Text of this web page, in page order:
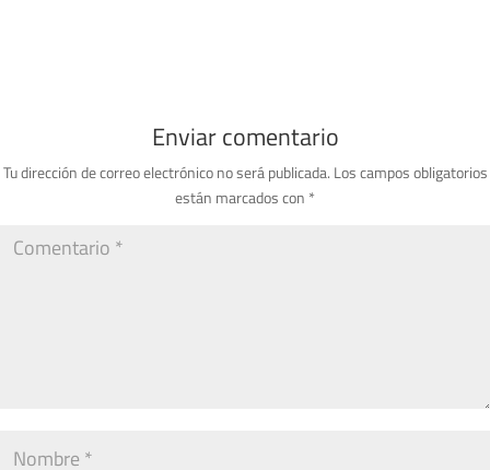
Enviar comentario
Tu dirección de correo electrónico no será publicada. Los campos obligatorios
están marcados con *